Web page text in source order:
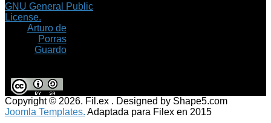
GNU General Public
License.
Arturo de
Porras
Guardo
Copyright © 2026. Fil.ex . Designed by Shape5.com
Joomla Templates. Adaptada para Filex en 2015